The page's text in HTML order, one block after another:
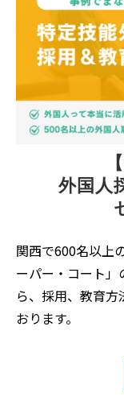
外国人
関西で600名以上
ーパー・コート
ら、採用、教育
おります。